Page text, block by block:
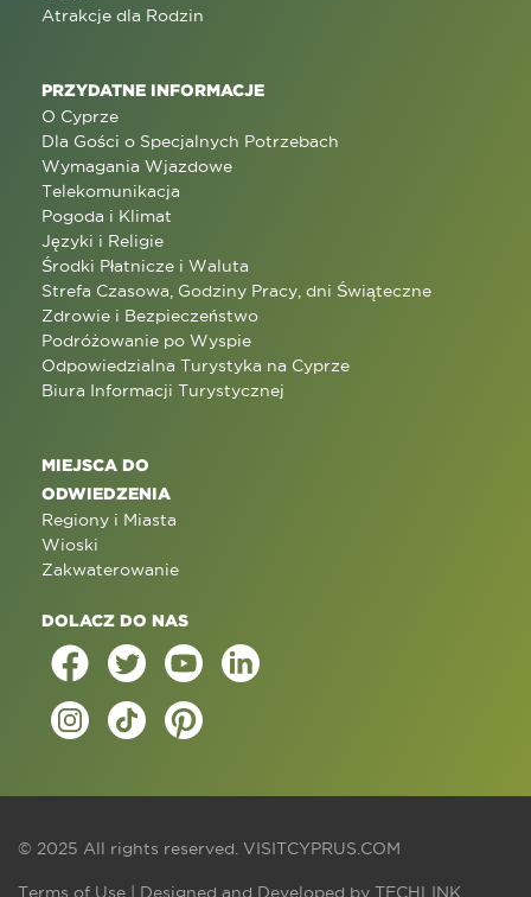
Atrakcje dla Rodzin
PRZYDATNE INFORMACJE
O Cyprze
Dla Gości o Specjalnych Potrzebach
Wymagania Wjazdowe
Telekomunikacja
Pogoda i Klimat
Języki i Religie
Środki Płatnicze i Waluta
Strefa Czasowa, Godziny Pracy, dni Świąteczne
Zdrowie i Bezpieczeństwo
Podróżowanie po Wyspie
Odpowiedzialna Turystyka na Cyprze
Biura Informacji Turystycznej
MIEJSCA DO
ODWIEDZENIA
Regiony i Miasta
Wioski
Zakwaterowanie
DOLACZ DO NAS
© 2025 All rights reserved. VISITCYPRUS.COM
Terms of Use | Designed and Developed by TECHLINK